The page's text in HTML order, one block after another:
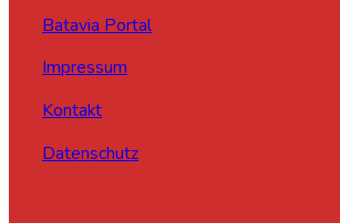
Batavia Portal
Impressum
Kontakt
Datenschutz